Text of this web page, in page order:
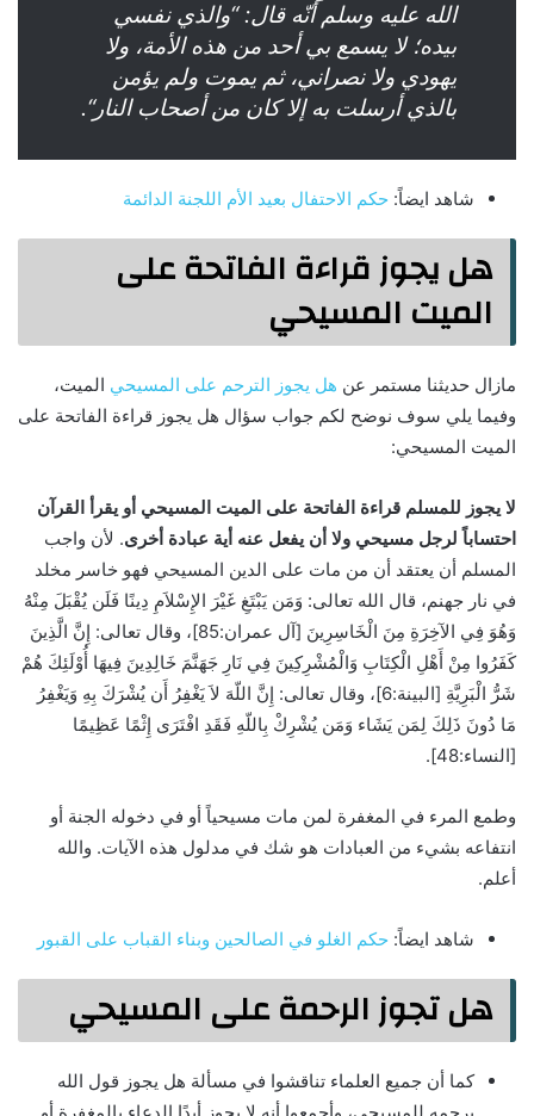
الله عليه وسلم أنّه قال: “والذي نفسي
بيده؛ لا يسمع بي أحد من هذه الأمة، ولا
يهودي ولا نصراني، ثم يموت ولم يؤمن
بالذي أرسلت به إلا كان من أصحاب النار“.
شاهد ايضاً: حكم الاحتفال بعيد الأم اللجنة الدائمة
هل يجوز قراءة الفاتحة على
الميت المسيحي
مازال حديثنا مستمر عن هل يجوز الترحم على المسيحي الميت،
وفيما يلي سوف نوضح لكم جواب سؤال هل يجوز قراءة الفاتحة على
الميت المسيحي:
لا يجوز للمسلم قراءة الفاتحة على الميت المسيحي أو يقرأ القرآن
احتساباً لرجل مسيحي ولا أن يفعل عنه أية عبادة أخرى. لأن واجب
المسلم أن يعتقد أن من مات على الدين المسيحي فهو خاسر مخلد
في نار جهنم، قال الله تعالى: وَمَن يَبْتَغِ غَيْرَ الإِسْلاَمِ دِينًا فَلَن يُقْبَلَ مِنْهُ
وَهُوَ فِي الآخِرَةِ مِنَ الْخَاسِرِينَ [آل عمران:85]، وقال تعالى: إِنَّ الَّذِينَ
كَفَرُوا مِنْ أَهْلِ الْكِتَابِ وَالْمُشْرِكِينَ فِي نَارِ جَهَنَّمَ خَالِدِينَ فِيهَا أُوْلَئِكَ هُمْ
شَرُّ الْبَرِيَّةِ [البينة:6]، وقال تعالى: إِنَّ اللّهَ لاَ يَغْفِرُ أَن يُشْرَكَ بِهِ وَيَغْفِرُ
مَا دُونَ ذَلِكَ لِمَن يَشَاء وَمَن يُشْرِكْ بِاللّهِ فَقَدِ افْتَرَى إِثْمًا عَظِيمًا
[النساء:48].
وطمع المرء في المغفرة لمن مات مسيحياً أو في دخوله الجنة أو
انتفاعه بشيء من العبادات هو شك في مدلول هذه الآيات. والله
أعلم.
شاهد ايضاً: حكم الغلو في الصالحين وبناء القباب على القبور
هل تجوز الرحمة على المسيحي
كما أن جميع العلماء تناقشوا في مسألة هل يجوز قول الله